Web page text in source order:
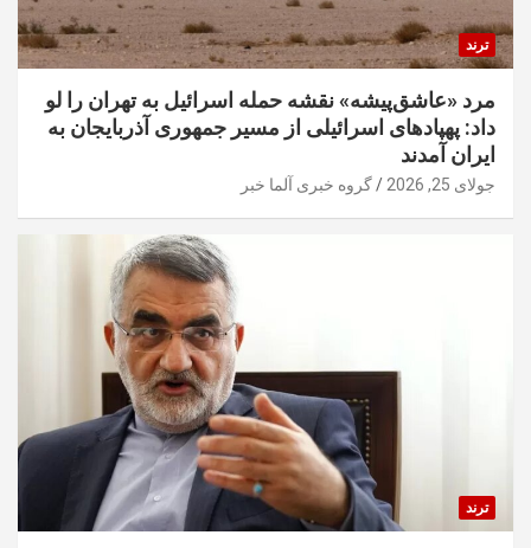
ترند
مرد «عاشق‌پیشه» نقشه حمله اسرائیل به تهران را لو
داد: پهپادهای اسرائیلی از مسیر جمهوری آذربایجان به
ایران آمدند
جولای 25, 2026 گروه خبری آلما خبر
ترند